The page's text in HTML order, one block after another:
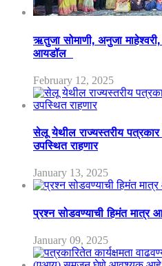
ऋतुजा सोमाणी, अनुजा
आयडॉल
February 12, 2025
सेलू येथील राज्यस्तरीय
उपस्थित राहणार
January 13, 2025
प्रश्न सोडवण्याची हिमंत मात्र
January 09, 2025